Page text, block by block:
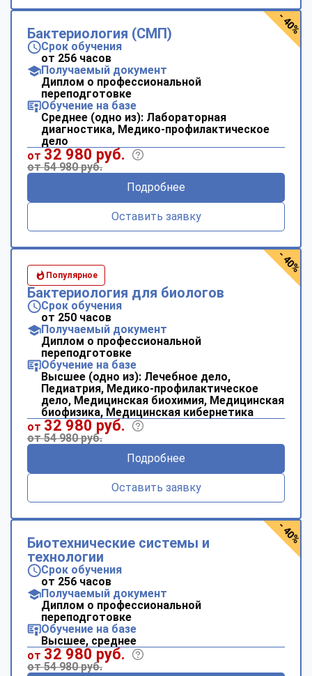
Бактериология (СМП)
Срок обучения
от 256 часов
Получаемый документ
Диплом о профессиональной
переподготовке
Обучение на базе
Среднее (одно из): Лабораторная
диагностика, Медико-профилактическое
дело
от 32 980 руб.
от 54 980 руб.
Подробнее
Оставить заявку
- 40%
Популярное
Бактериология для биологов
Срок обучения
от 250 часов
Получаемый документ
Диплом о профессиональной
переподготовке
Обучение на базе
Высшее (одно из): Лечебное дело,
Педиатрия, Медико-профилактическое
дело, Медицинская биохимия, Медицинская
биофизика, Медицинская кибернетика
от 32 980 руб.
от 54 980 руб.
Подробнее
Оставить заявку
- 40%
Биотехнические системы и
технологии
Срок обучения
от 256 часов
Получаемый документ
Диплом о профессиональной
переподготовке
Обучение на базе
Высшее, среднее
от 32 980 руб.
от 54 980 руб.
- 40%